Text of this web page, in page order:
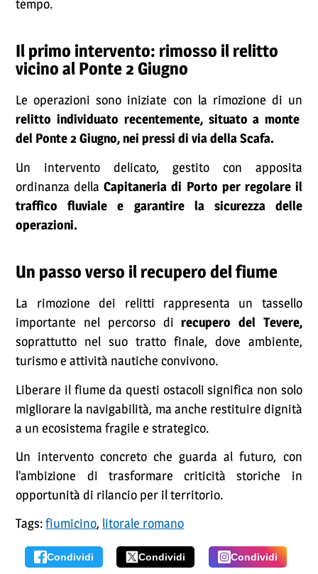
tempo.
Il primo intervento: rimosso il relitto
vicino al Ponte 2 Giugno
Le operazioni sono iniziate con la rimozione di un
relitto individuato recentemente, situato a monte
del Ponte 2 Giugno, nei pressi di via della Scafa.
Un intervento delicato, gestito con apposita
ordinanza della Capitaneria di Porto per regolare il
traffico fluviale e garantire la sicurezza delle
operazioni.
Un passo verso il recupero del fiume
La rimozione dei relitti rappresenta un tassello
importante nel percorso di recupero del Tevere,
soprattutto nel suo tratto finale, dove ambiente,
turismo e attività nautiche convivono.
Liberare il fiume da questi ostacoli significa non solo
migliorare la navigabilità, ma anche restituire dignità
a un ecosistema fragile e strategico.
Un intervento concreto che guarda al futuro, con
l’ambizione di trasformare criticità storiche in
opportunità di rilancio per il territorio.
Tags:fiumicino, litorale romano
Condividi Condividi Condividi